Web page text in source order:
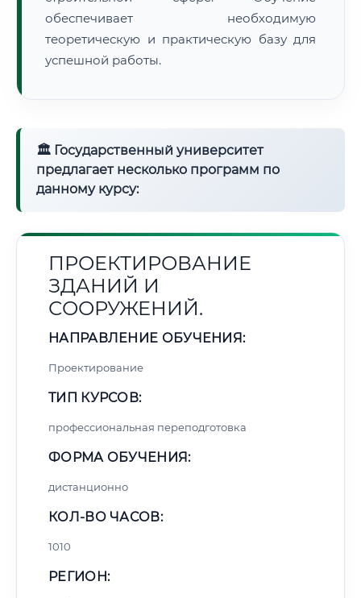
обеспечивает необходимую
теоретическую и практическую базу для
успешной работы.
🏛 Государственный университет
предлагает несколько программ по
данному курсу:
ПРОЕКТИРОВАНИЕ
ЗДАНИЙ И
СООРУЖЕНИЙ.
НАПРАВЛЕНИЕ ОБУЧЕНИЯ:
Проектирование
ТИП КУРСОВ:
профессиональная переподготовка
ФОРМА ОБУЧЕНИЯ:
дистанционно
КОЛ-ВО ЧАСОВ:
1010
РЕГИОН: